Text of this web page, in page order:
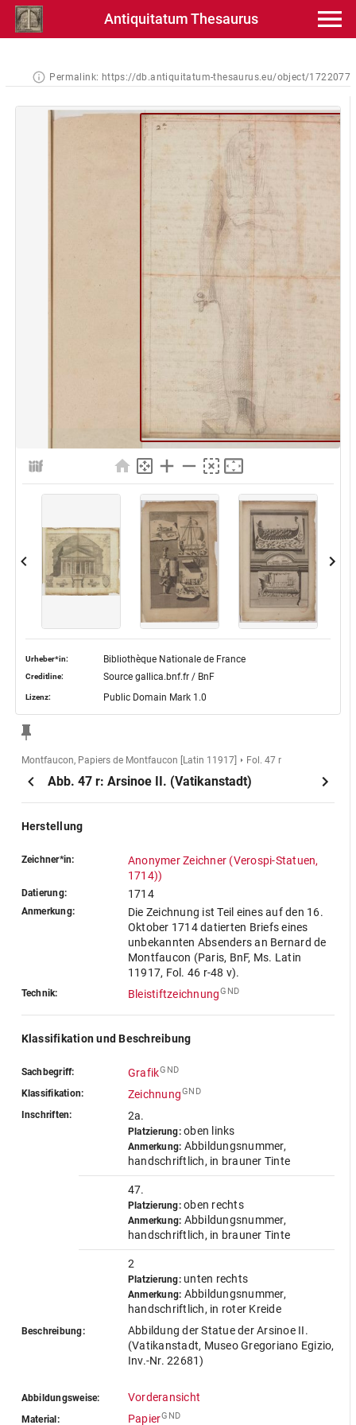
Antiquitatum Thesaurus
Permalink: https://db.antiquitatum-thesaurus.eu/object/1722077
Urheber*in: Bibliothèque Nationale de France
Creditline: Source gallica.bnf.fr / BnF
Lizenz: Public Domain Mark 1.0
Montfaucon, Papiers de Montfaucon [Latin 11917] Fol. 47 r
Abb. 47 r: Arsinoe II. (Vatikanstadt)
Herstellung
Zeichner*in:
Anonymer Zeichner (Verospi-Statuen,
1714))
Datierung: 1714
Anmerkung:
Die Zeichnung ist Teil eines auf den 16.
Oktober 1714 datierten Briefs eines
unbekannten Absenders an Bernard de
Montfaucon (Paris, BnF, Ms. Latin
11917, Fol. 46 r-48 v).
Technik: BleistiftzeichnungGND
Klassifikation und Beschreibung
Sachbegriff: GrafikGND
Klassifikation: ZeichnungGND
Inschriften: 2a.
Platzierung:oben links
Anmerkung: Abbildungsnummer,
handschriftlich, in brauner Tinte
47.
Platzierung:oben rechts
Anmerkung: Abbildungsnummer,
handschriftlich, in brauner Tinte
2
Platzierung:unten rechts
Anmerkung: Abbildungsnummer,
handschriftlich, in roter Kreide
Beschreibung:
Abbildung der Statue der Arsinoe II.
(Vatikanstadt, Museo Gregoriano Egizio,
Inv.-Nr. 22681)
Abbildungsweise: Vorderansicht
Material: PapierGND